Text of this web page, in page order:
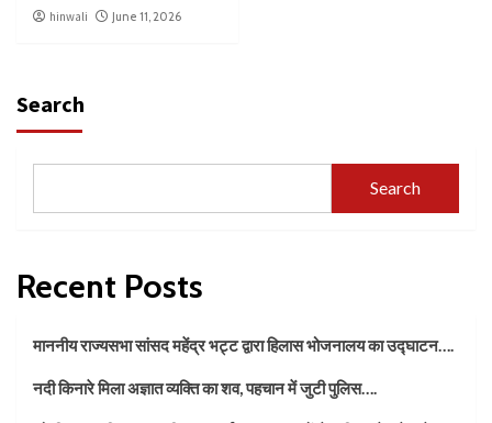
hinwali June 11, 2026
Search
Search
Recent Posts
माननीय राज्यसभा सांसद महेंद्र भट्ट द्वारा हिलास भोजनालय का उद्घाटन….
नदी किनारे मिला अज्ञात व्यक्ति का शव, पहचान में जुटी पुलिस….